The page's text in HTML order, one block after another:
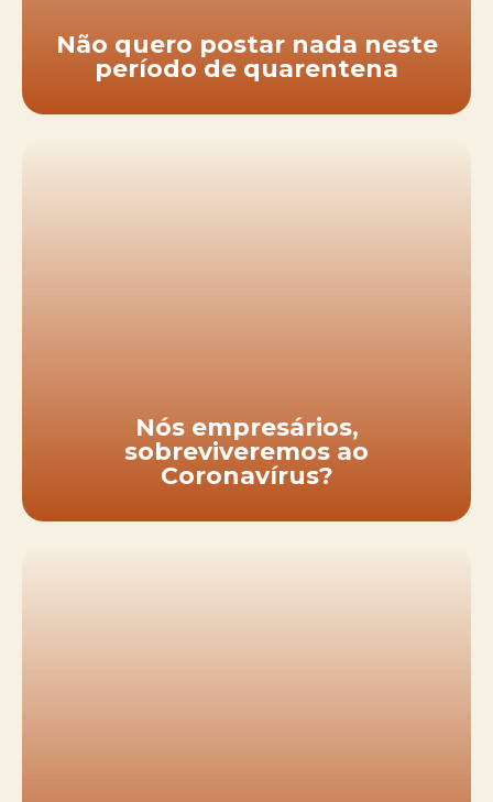
Não quero postar nada neste
período de quarentena
Nós empresários,
sobreviveremos ao
Coronavírus?